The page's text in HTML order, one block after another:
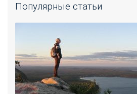
Популярные статьи